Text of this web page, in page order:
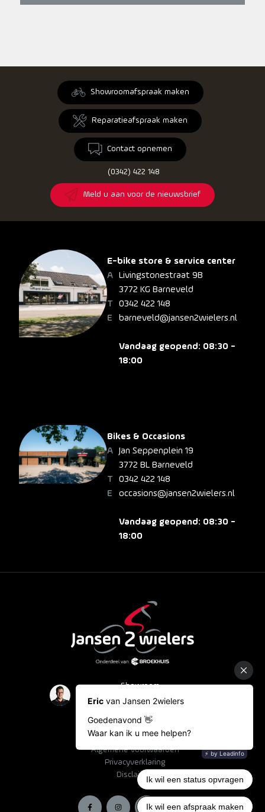
Showroomafspraak maken
Reparatieafspraak maken
Contact opnemen
(0342) 422 148
Meld u aan voor de nieuwsbrief
E-bike store & service center
Livingstonestraat 9B
3772 KG Barneveld
0342 422 148
barneveld@jansen2wielers.nl
Vandaag geopend: 08:30 -
18:00
Bikes & Occasions
Jan Seppenplein 19
3772 BL Barneveld
0342 422 148
occasions@jansen2wielers.nl
Vandaag geopend: 08:30 -
18:00
Showroom
Occasions
Bestelinformatie
Algemene voorwaarden
Privacyverklaring
Disclaimer